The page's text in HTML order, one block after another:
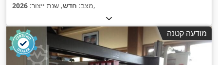
מצב: חדש, שנת ייצור: 2026 ,
מודעה קטנה